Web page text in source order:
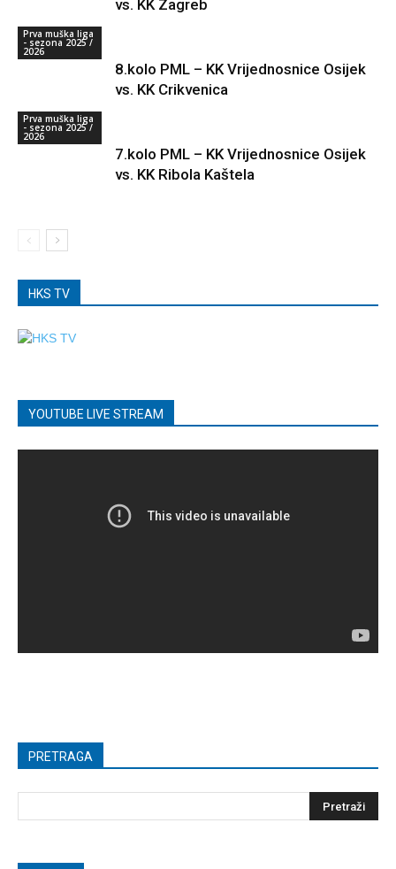
vs. KK Zagreb
Prva muška liga
- sezona 2025 /
2026
8.kolo PML – KK Vrijednosnice Osijek
vs. KK Crikvenica
Prva muška liga
- sezona 2025 /
2026
7.kolo PML – KK Vrijednosnice Osijek
vs. KK Ribola Kaštela
HKS TV
YOUTUBE LIVE STREAM
PRETRAGA